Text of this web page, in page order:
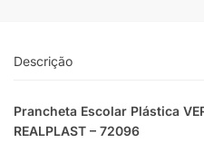
Descrição
Prancheta Escolar Plástica
REALPLAST – 72096